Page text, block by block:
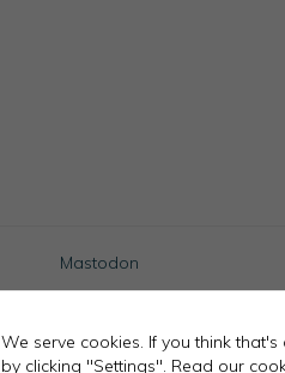
Mastodon
We serve cookies. If you think
by clicking "Settings". Read our